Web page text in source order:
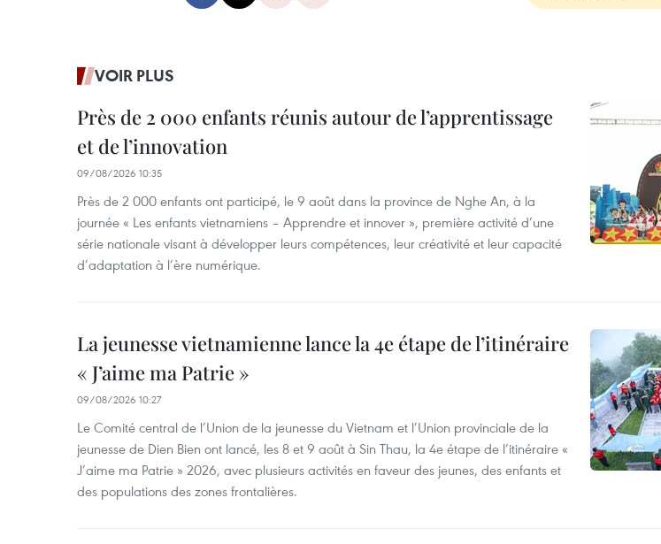
VOIR PLUS
Près de 2 000 enfants réunis autour de l’apprentissage
et de l’innovation
09/08/2026 10:35
Près de 2 000 enfants ont participé, le 9 août dans la province de Nghe An, à la
journée « Les enfants vietnamiens – Apprendre et innover », première activité d’une
série nationale visant à développer leurs compétences, leur créativité et leur capacité
d’adaptation à l’ère numérique.
La jeunesse vietnamienne lance la 4e étape de l’itinéraire
« J’aime ma Patrie »
09/08/2026 10:27
Le Comité central de l’Union de la jeunesse du Vietnam et l’Union provinciale de la
jeunesse de Dien Bien ont lancé, les 8 et 9 août à Sin Thau, la 4e étape de l’itinéraire «
J’aime ma Patrie » 2026, avec plusieurs activités en faveur des jeunes, des enfants et
des populations des zones frontalières.